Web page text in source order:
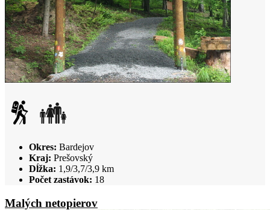
Okres: Bardejov
Kraj: Prešovský
Dĺžka: 1,9/3,7/3,9 km
Počet zastávok: 18
Malých netopierov